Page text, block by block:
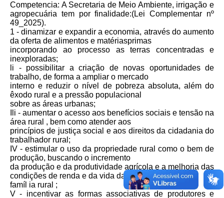
Competencia: A Secretaria de Meio Ambiente, irrigação e
agropecuária tem por finalidade:(Lei Complementar nº
49_2025).
1 - dinamizar e expandir a economia, através do aumento
da oferta de alimentos e matériasprimas
incorporando ao processo as terras concentradas e
inexploradas;
li - possibilitar a criação de novas oportunidades de
trabalho, de forma a ampliar o mercado
interno e reduzir o nível de pobreza absoluta, além do
êxodo rural e a pressão populacional
sobre as áreas urbanas;
Ili - aumentar o acesso aos benefícios sociais e tensão na
área rural , bem como atender aos
princípios de justiça social e aos direitos da cidadania do
trabalhador rural;
IV - estimular o uso da propriedade rural como o bem de
produção, buscando o incremento
da produção e da produtividade agrícola e a melhoria das
condições de renda e da vida da
famíl ia rural ;
V - incentivar as formas associativas de produtores e